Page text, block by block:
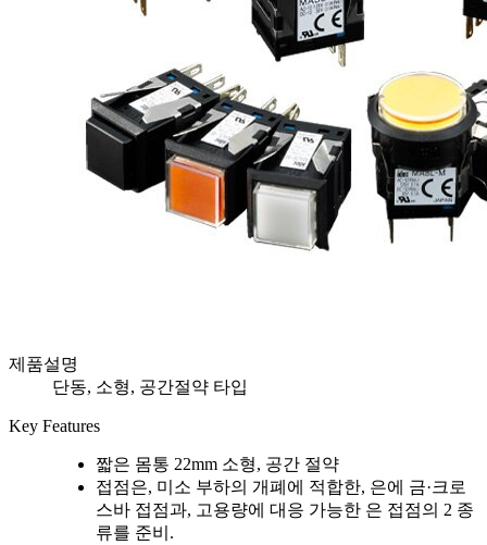
제품설명
단동, 소형, 공간절약 타입
Key Features
짧은 몸통 22mm 소형, 공간 절약
접점은, 미소 부하의 개폐에 적합한, 은에 금·크로
스바 접점과, 고용량에 대응 가능한 은 접점의 2 종
류를 준비.